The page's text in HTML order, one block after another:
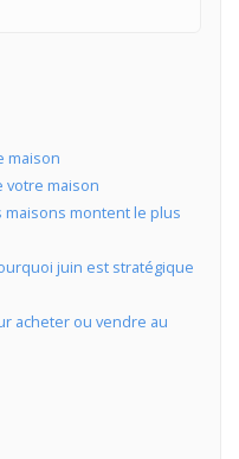
maison
votre maison
maisons montent le plus
juin est stratégique
acheter ou vendre au